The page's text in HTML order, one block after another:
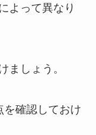
よって異なり
ましょう。
を確認しておけ